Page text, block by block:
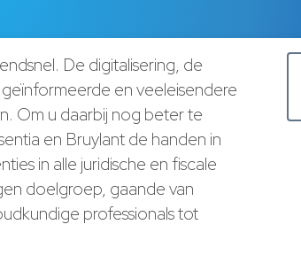
De digitalisering, de
en veeleisendere
Om u daarbij nog beter te
en Bruylant de handen in
in alle juridische en fiscale
doelgroep, gaande van
professionals tot